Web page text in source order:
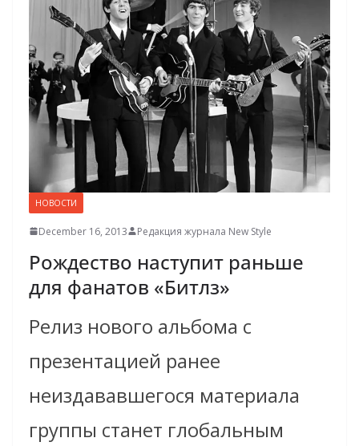
НОВОСТИ
December 16, 2013 Редакция журнала New Style
Рождество наступит раньше
для фанатов «Битлз»
Релиз нового альбома с
презентацией ранее
неиздававшегося материала
группы станет глобальным